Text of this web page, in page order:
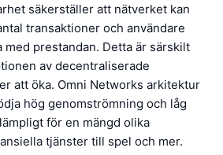
säkerställer att nätverket kan
transaktioner och användare
med prestandan. Detta är särskilt
av decentraliserade
att öka. Omni Networks arkitektur
hög genomströmning och låg
för en mängd olika
tjänster till spel och mer.